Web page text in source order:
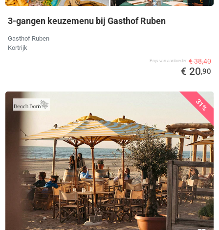
3-gangen keuzemenu bij Gasthof Ruben
Gasthof Ruben
Kortrijk
Prijs van aanbieder € 38,40
€ 20,90
31%